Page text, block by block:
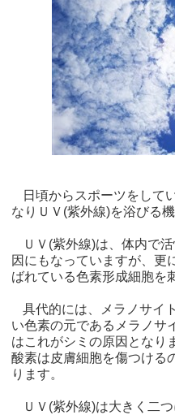
日頃からスポーツをして
なりＵＶ(紫外線)を浴びる
ＵＶ(紫外線)は、体内で
因にもなっていますが、更
ばれている色素形成細胞を
具代的には、メラノサイ
い色素の元であるメラノサ
はこれがシミの原因となり
酸素は皮膚細胞を傷つける
ります。
ＵＶ(紫外線)は大きく二